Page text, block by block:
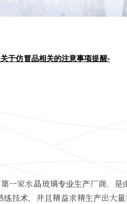
于仿冒品相关的注意事项提醒-
家水晶玻璃专业生产厂商，
技术，并且精益求精生产出大